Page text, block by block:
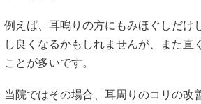
例えば、耳鳴りの方にもみほぐしだけ
し良くなるかもしれませんが、また直
ことが多いです。
当院ではその場合、耳周りのコリの改